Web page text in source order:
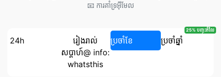
📧 ការ​គាំទ្រ​អ៊ីមែល
24h
រៀងរាល់​
សប្ដាហ៍@ info:
whatsthis
ប្រចាំខែ ប្រចាំឆ្នាំ
25% បញ្ចុះតំលៃ